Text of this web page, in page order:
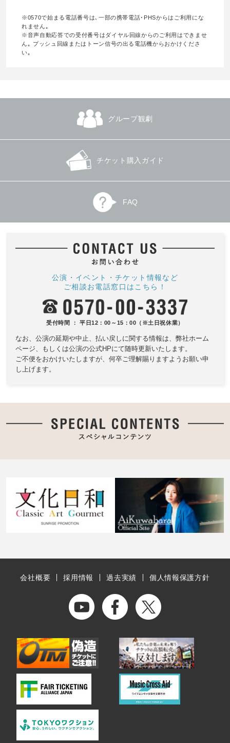
※0570で始まる電話番号は､一部の携帯電話･PHSからはご利用にな
れません｡
※音声自動応答での受付番号はダイヤル回線からのご利用はできませ
ん｡ プッシュ回線またはトーン信号の出る電話機からおかけくださ
い｡
グループ観劇
チケット購入ガイド
FAQ
公演・イベント・チケット情報など
ご相談お電話窓口はこちら！
受付時間 ： 平日12：00～15：00（※土日祝休業）
なお、公演の延期や中止、払い戻しに関する情報は、 弊社ホーム
ページ、もしくは公演の公式HPにて随時更新いたします。
ご不便をおかけいたしますが、何卒ご理解賜りますようお願い申
し上げます。
会社概要 採用情報 過去実績 個人情報保護方針